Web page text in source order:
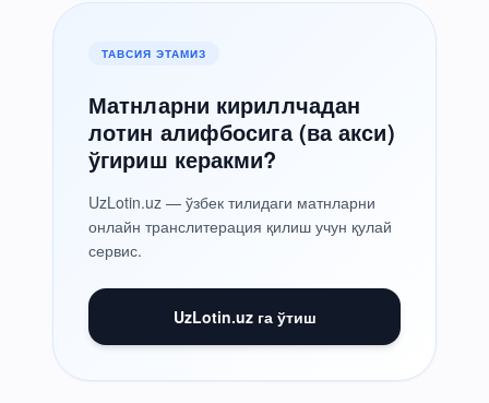
ТАВСИЯ ЭТАМИЗ
Матнларни кириллчадан
лотин алифбосига (ва акси)
ўгириш керакми?
UzLotin.uz — ўзбек тилидаги матнларни
онлайн транслитерация қилиш учун қулай
сервис.
UzLotin.uz га ўтиш